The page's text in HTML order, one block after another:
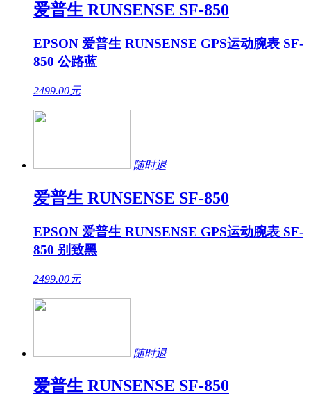
爱普生 RUNSENSE SF-850
EPSON 爱普生 RUNSENSE GPS运动腕表 SF-
850 公路蓝
2499.00元
随时退
爱普生 RUNSENSE SF-850
EPSON 爱普生 RUNSENSE GPS运动腕表 SF-
850 别致黑
2499.00元
随时退
爱普生 RUNSENSE SF-850